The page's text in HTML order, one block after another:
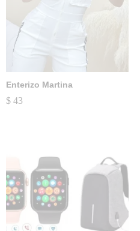
Enterizo Martina
$ 43